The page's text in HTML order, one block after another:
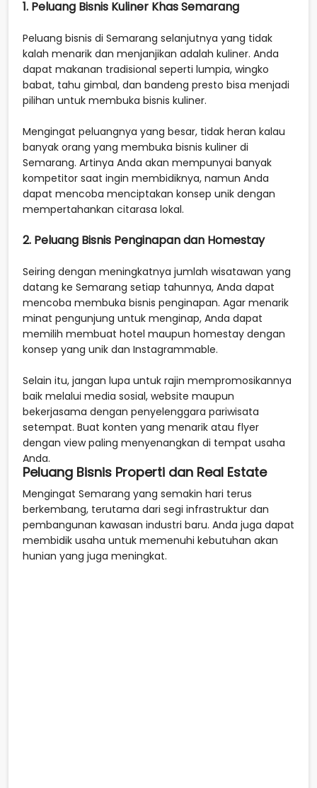
1. Peluang Bisnis Kuliner Khas Semarang
Peluang bisnis di Semarang selanjutnya yang tidak
kalah menarik dan menjanjikan adalah kuliner. Anda
dapat makanan tradisional seperti lumpia, wingko
babat, tahu gimbal, dan bandeng presto bisa menjadi
pilihan untuk membuka bisnis kuliner.
Mengingat peluangnya yang besar, tidak heran kalau
banyak orang yang membuka bisnis kuliner di
Semarang. Artinya Anda akan mempunyai banyak
kompetitor saat ingin membidiknya, namun Anda
dapat mencoba menciptakan konsep unik dengan
mempertahankan citarasa lokal.
2. Peluang Bisnis Penginapan dan Homestay
Seiring dengan meningkatnya jumlah wisatawan yang
datang ke Semarang setiap tahunnya, Anda dapat
mencoba membuka bisnis penginapan. Agar menarik
minat pengunjung untuk menginap, Anda dapat
memilih membuat hotel maupun homestay dengan
konsep yang unik dan Instagrammable.
Selain itu, jangan lupa untuk rajin mempromosikannya
baik melalui media sosial, website maupun
bekerjasama dengan penyelenggara pariwisata
setempat. Buat konten yang menarik atau flyer
dengan view paling menyenangkan di tempat usaha
Anda.
Peluang Bisnis Properti dan Real Estate
Mengingat Semarang yang semakin hari terus
berkembang, terutama dari segi infrastruktur dan
pembangunan kawasan industri baru. Anda juga dapat
membidik usaha untuk memenuhi kebutuhan akan
hunian yang juga meningkat.